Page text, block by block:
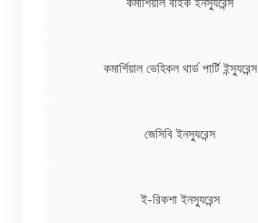
কমার্শিয়াল ভেহিকল থার্ড পার্টি ইন্স্যুরেন্স
জেসিবি ইনস্যুরেন্স
ই-রিকশা ইনস্যুরেন্স